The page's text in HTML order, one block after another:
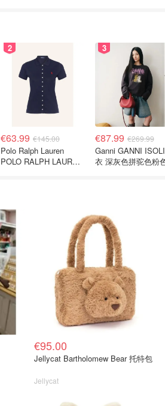
2
€63.99 €145.00
Polo Ralph Lauren
POLO RALPH LAUREN
3
€87.99 €269.99
Ganni GANNI
衣 深灰色拼驼色粉
€95.00
Jellycat Bartholomew Bear 托特包
Jellycat